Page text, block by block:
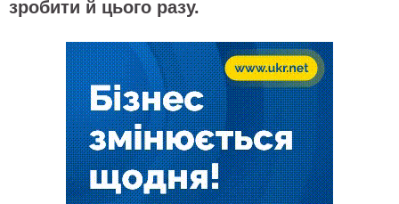
зробити й цього разу.